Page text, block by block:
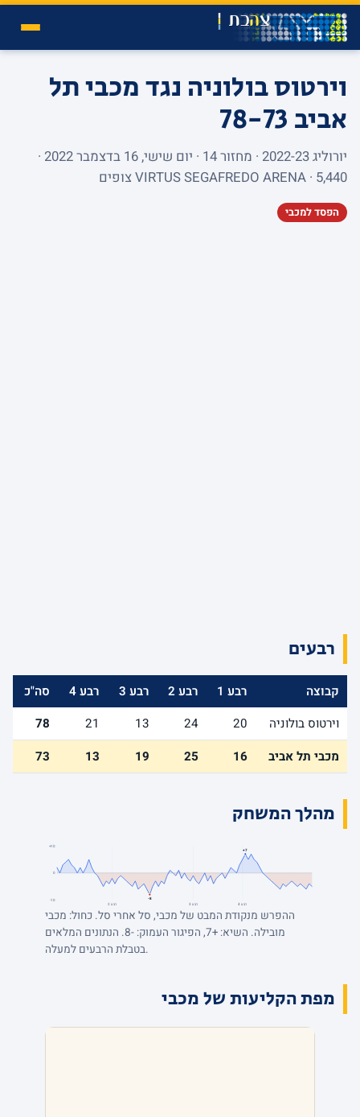
וירטוס בולוניה נגד מכבי תל
אביב 78-73
יורוליג 2022-23 · מחזור 14 · יום שישי, 16 בדצמבר 2022 ·
VIRTUS SEGAFREDO ARENA · 5,440 צופים
הפסד למכבי
רבעים
קבוצה רבע 1 רבע 2 רבע 3 רבע 4
סה"כ
וירטוס בולוניה
20
24
13
21
78
מכבי תל אביב
16
25
19
13
73
מהלך המשחק
+10
0
-10
+7
-8
רבע 2
רבע 3 רבע 4
ההפרש מנקודת המבט של מכבי, סל אחרי סל. כחול: מכבי
מובילה. השיא: +7, הפיגור העמוק: -8. הנתונים המלאים
בטבלת הרבעים למעלה.
מפת הקליעות של מכבי